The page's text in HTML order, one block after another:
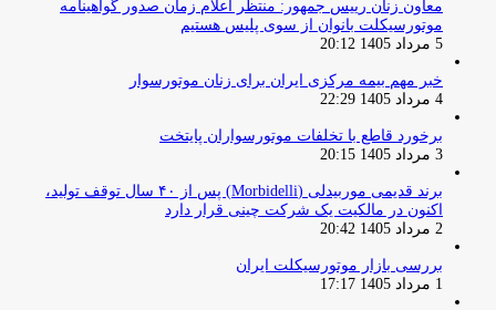
معاون زنان رییس جمهور: منتظر اعلام زمان صدور گواهینامه
موتورسیکلت بانوان از سوی پلیس هستیم
5 مرداد 1405 20:12
خبر مهم بیمه مرکزی ایران برای زنان موتورسوار
4 مرداد 1405 22:29
برخورد قاطع با تخلفات موتورسواران پایتخت
3 مرداد 1405 20:15
برند قدیمی موربیدلی (Morbidelli) پس از ۴۰ سال توقف تولید،
اکنون در مالکیت یک شرکت چینی قرار دارد
2 مرداد 1405 20:42
بررسی بازار موتورسیکلت ایران
1 مرداد 1405 17:17